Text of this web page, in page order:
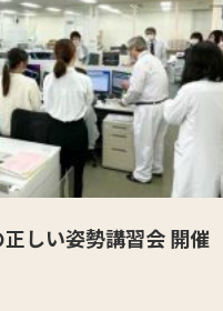
しい姿勢講習会 開催